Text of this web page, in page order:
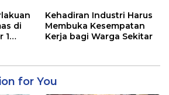
di
1
Kehadiran Industri Harus
Membuka Kesempatan
Kerja bagi Warga Sekitar
for You